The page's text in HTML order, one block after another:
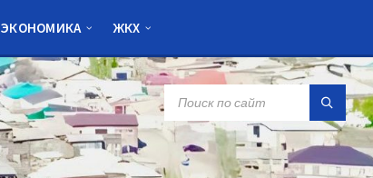
ЭКОНОМИКА ЖКХ
SEARCH: